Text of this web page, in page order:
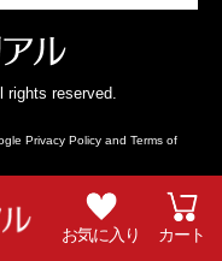
お気に入り カート
rights reserved.
Privacy Policyand Terms of